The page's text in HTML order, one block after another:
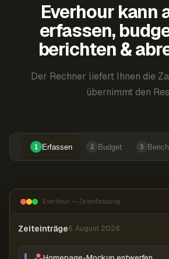
Everhour kann
erfassen,
berichten &
Der Rechner liefert Ihnen die
übernimmt den
1 Erfassen 2 Budget 3
Everhour — Zeiterfassung
Zeiteinträge6. August 2026